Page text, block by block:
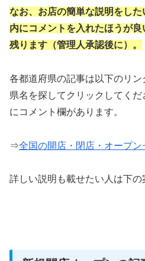
なお、お店の簡単な説明をし
内にコメントを入れたほうが
残ります（管理人承認後に）。
各都道府県の記事は以下のリ
県名を探してクリックしてく
にコメント欄があります。
⇒全国の開店・閉店・オープ
詳しい説明も載せたい人は下の